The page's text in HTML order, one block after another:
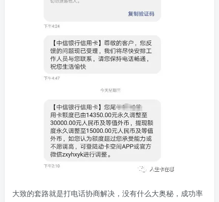
大致的套路就是打电话协商解决，没有什么大奥秘，成功率